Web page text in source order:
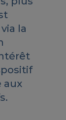
la
aux